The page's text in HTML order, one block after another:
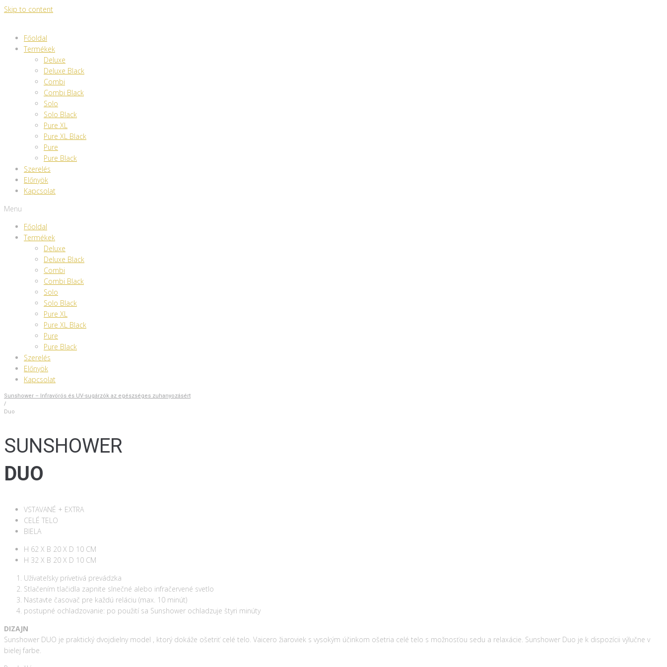
Skip to content
Főoldal
Termékek
Deluxe
Deluxe Black
Combi
Combi Black
Solo
Solo Black
Pure XL
Pure XL Black
Pure
Pure Black
Szerelés
Előnyök
Kapcsolat
Menu
Főoldal
Termékek
Deluxe
Deluxe Black
Combi
Combi Black
Solo
Solo Black
Pure XL
Pure XL Black
Pure
Pure Black
Szerelés
Előnyök
Kapcsolat
Sunshower – Infravörös és UV-sugárzók az egészséges zuhanyozásért
/
Duo
SUNSHOWER
DUO
VSTAVANÉ + EXTRA
CELÉ TELO
BIELA
H 62 X B 20 X D 10 CM
H 32 X B 20 X D 10 CM
Užívateľsky prívetivá prevádzka
Stlačením tlačidla zapnite slnečné alebo infračervené svetlo
Nastavte časovač pre každú reláciu (max. 10 minút)
postupné ochladzovanie: po použití sa Sunshower ochladzuje štyri minúty
DIZAJN
Sunshower DUO je praktický dvojdielny model , ktorý dokáže ošetriť celé telo. Vaicero žiaroviek s vysokým účinkom ošetria celé telo s možnosťou sedu a relaxácie. Sunshower Duo je k dispozícii výlučne v
bielej farbe.